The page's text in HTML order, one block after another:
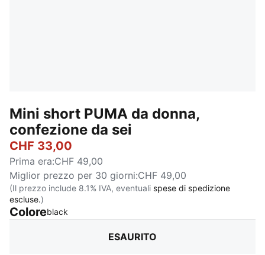
Mini short PUMA da donna,
confezione da sei
CHF 33,00
Prima era:CHF 49,00
Miglior prezzo per 30 giorni:CHF 49,00
(Il prezzo include 8.1% IVA, eventuali spese di spedizione
escluse.)
Coloreblack
ESAURITO